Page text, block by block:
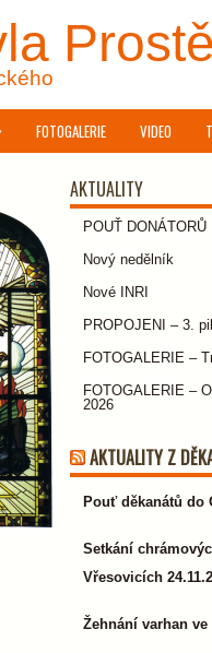
FOTOGALERIE VIDEO
AKTUALITY
POUŤ DONÁTORŮ
Nový nedělník
Nové INRI
PROPOJENI – 3.
FOTOGALERIE –
FOTOGALERIE –
2026
AKTUALITY Z
Pouť děkanátů do
Setkání
Vřesovicích
Žehnání varhan ve